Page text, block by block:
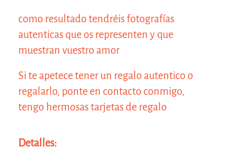
como resultado tendréis fotografías
autenticas que os representen y que
muestran vuestro amor
Si te apetece tener un regalo autentico o
regalarlo, ponte en contacto conmigo,
tengo hermosas tarjetas de regalo
Detalles: